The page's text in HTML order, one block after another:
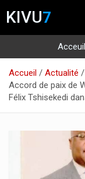
KIVU7
Acceuil
contenu
Accueil
Actualité
Accord de paix de
Félix Tshisekedi